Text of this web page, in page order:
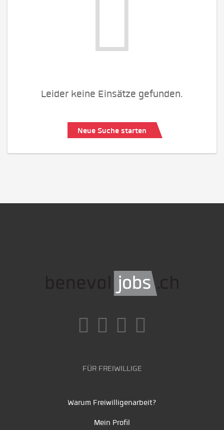
Leider keine Einsätze gefunden.
Neue Suche starten
FÜR FREIWILLIGE
Warum Freiwilligenarbeit?
Mein Profil